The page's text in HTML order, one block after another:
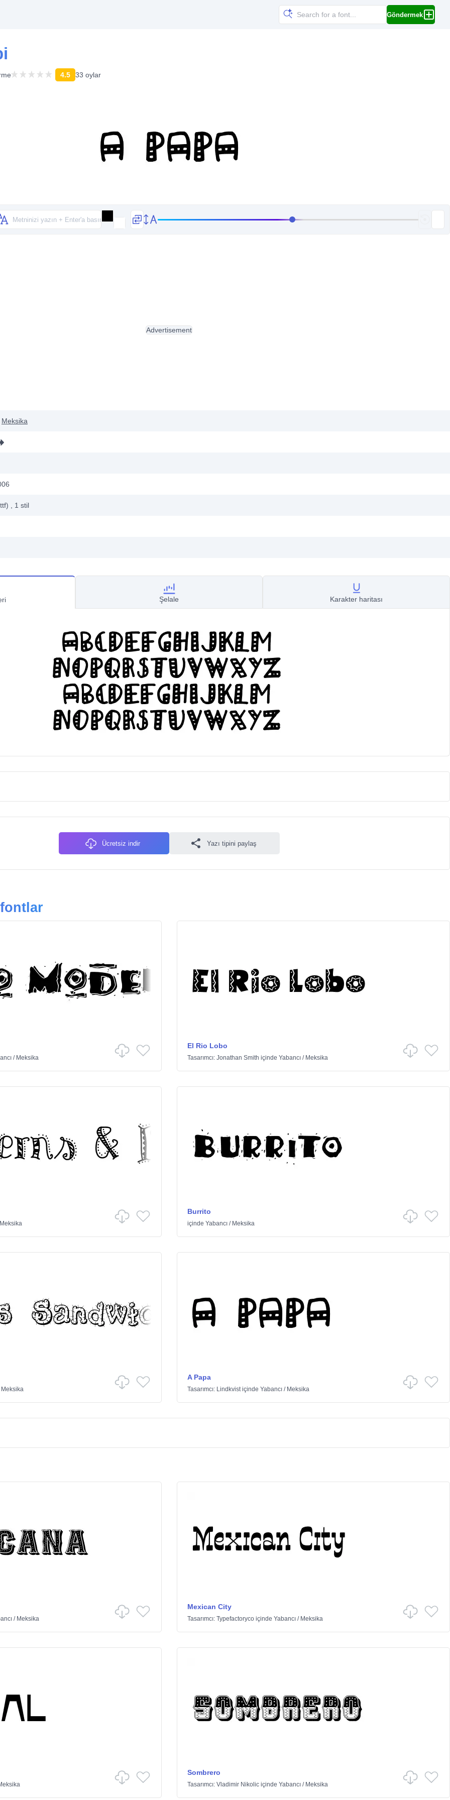
Göndermek
4.5 33 oylar
Meksika
, 1 stil
Advertisement
Şelale Karakter haritası
Ücretsiz indir Yazı tipini paylaş
/ Meksika
El Rio Lobo
Tasarımcı: Jonathan Smith içinde Yabancı/ Meksika
Meksika
Burrito
içinde Yabancı/ Meksika
Meksika
A Papa
Tasarımcı: Lindkvistiçinde Yabancı/ Meksika
/ Meksika
Mexican City
Tasarımcı: Typefactorycoiçinde Yabancı/ Meksika
Sombrero
Tasarımcı: Vladimir Nikoliciçinde Yabancı/ Meksika